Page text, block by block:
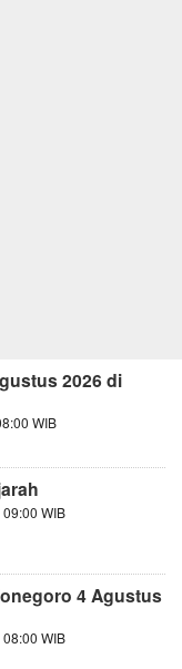
2026 di
WIB
WIB
4 Agustus
WIB